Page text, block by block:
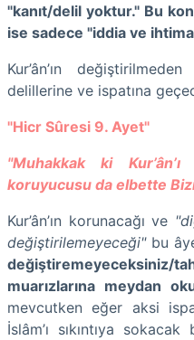
"kanıt/delil yoktur." Bu
ise sadece "iddia ve
Kur’ân’ın
delillerine ve ispatına
"Hicr Sûresi 9. Ayet"
"Muhakkak ki
koruyucusu da elbette
Kur’ân’ın korunacağı ve
değiştirilemeyeceği"bu
değiştiremeyeceksiniz/
muarızlarına meydan
mevcutken eğer aksi
İslâm’ı sıkıntıya